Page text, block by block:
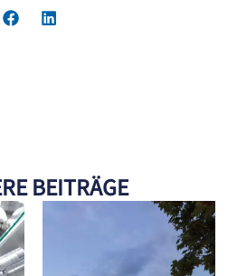
BEITRÄGE